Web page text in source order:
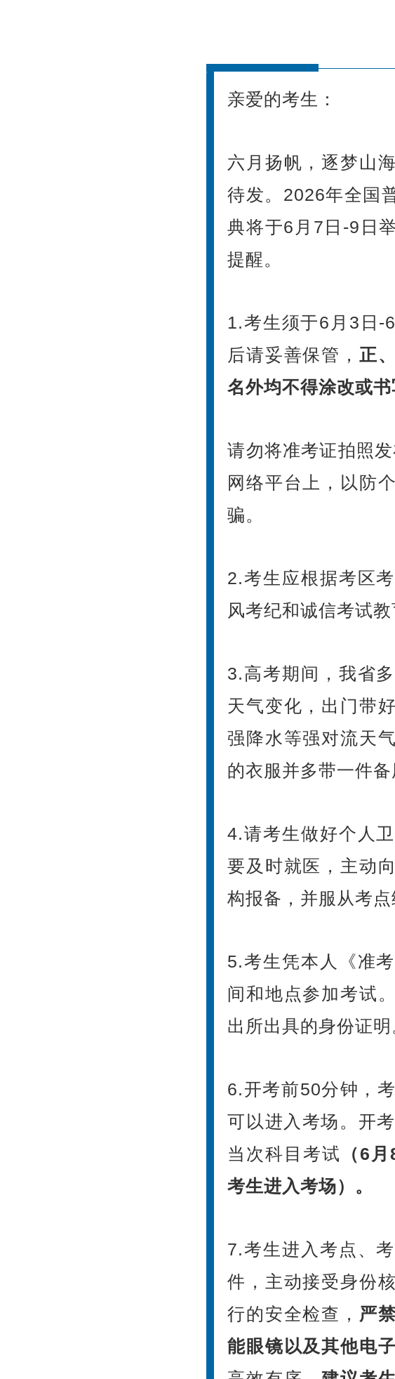
亲爱的考生：
六月扬帆，逐梦山
待发。2026年全国
典将于6月7日-9日
提醒。
1.考生须于6月3日-
后请妥善保管， 正
名外均不得涂改或书
请勿将准考证拍照
网络平台上，以防
骗。
2.考生应根据考区
风考纪和诚信考试
3.高考期间，我省
天气变化，出门带
强降水等强对流天
的衣服并多带一件备
4.请考生做好个人
要及时就医，主动
构报备，并服从考点
5.考生凭本人《准
间和地点参加考试
出所出具的身份证明
6.开考前50分钟，
可以进入考场。开
当次科目考试
（6
考生进入考场）。
7.考生进入考点、
件，主动接受身份
行的安全检查， 严
能眼镜以及其他电